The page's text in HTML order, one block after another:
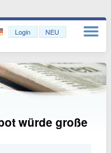
Login NEU
würde große